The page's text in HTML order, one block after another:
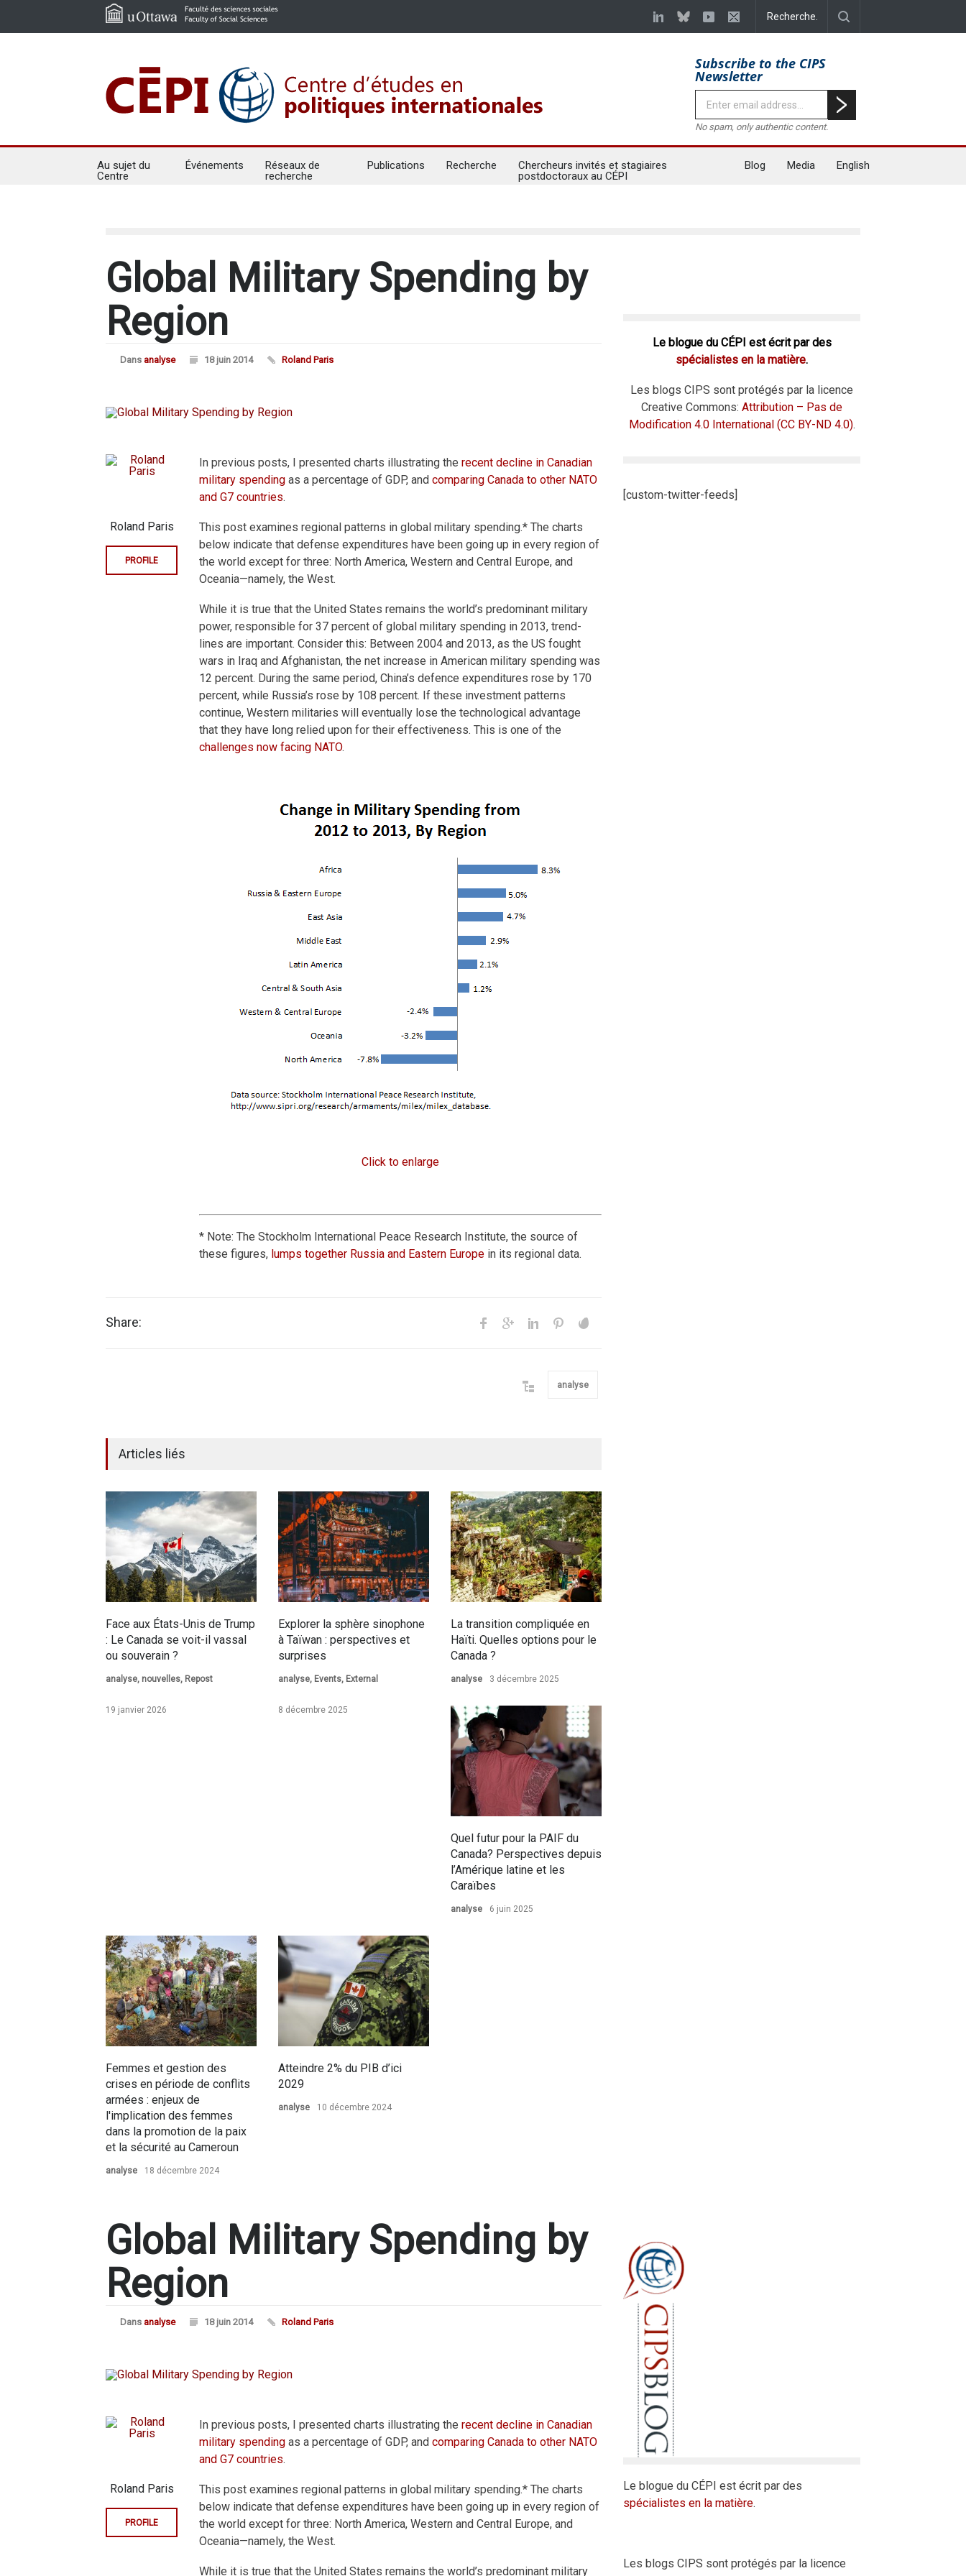
Subscribe to the CIPS
Newsletter
No spam, only authentic content.
Au sujet du
Centre
Événements
Réseaux de
recherche
Publications Recherche
Chercheurs invités et stagiaires
postdoctoraux au CÉPI
Blog Media English
Global Military Spending by
Region
Dans analyse 18 juin 2014 Roland Paris
In previous posts, I presented charts illustrating the recent decline in Canadian
military spending as a percentage of GDP, and comparing Canada to other NATO
and G7 countries.
This post examines regional patterns in global military spending.* The charts
below indicate that defense expenditures have been going up in every region of
the world except for three: North America, Western and Central Europe, and
Oceania—namely, the West.
While it is true that the United States remains the world’s predominant military
power, responsible for 37 percent of global military spending in 2013, trend-
lines are important. Consider this: Between 2004 and 2013, as the US fought
wars in Iraq and Afghanistan, the net increase in American military spending was
12 percent. During the same period, China’s defence expenditures rose by 170
percent, while Russia’s rose by 108 percent. If these investment patterns
continue, Western militaries will eventually lose the technological advantage
that they have long relied upon for their effectiveness. This is one of the
challenges now facing NATO.
Click to enlarge
* Note: The Stockholm International Peace Research Institute, the source of
these figures, lumps together Russia and Eastern Europe in its regional data.
Roland Paris
PROFILE
Share:
analyse
Articles liés
Face aux États-Unis de Trump
: Le Canada se voit-il vassal
ou souverain ?
analyse, nouvelles, Repost
19 janvier 2026
Explorer la sphère sinophone
à Taïwan : perspectives et
surprises
analyse, Events, External
8 décembre 2025
La transition compliquée en
Haïti. Quelles options pour le
Canada ?
analyse 3 décembre 2025
Quel futur pour la PAIF du
Canada? Perspectives depuis
l’Amérique latine et les
Caraïbes
analyse 6 juin 2025
Femmes et gestion des
crises en période de conflits
armées : enjeux de
l'implication des femmes
dans la promotion de la paix
et la sécurité au Cameroun
analyse 18 décembre 2024
Atteindre 2% du PIB d’ici
2029
analyse 10 décembre 2024
Le blogue du CÉPI est écrit par des
spécialistes en la matière.
Les blogs CIPS sont protégés par la licence
Creative Commons: Attribution – Pas de
Modification 4.0 International (CC BY-ND 4.0).
[custom-twitter-feeds]
Global Military Spending by
Region
Dans analyse 18 juin 2014 Roland Paris
In previous posts, I presented charts illustrating the recent decline in Canadian
military spending as a percentage of GDP, and comparing Canada to other NATO
and G7 countries.
This post examines regional patterns in global military spending.* The charts
below indicate that defense expenditures have been going up in every region of
the world except for three: North America, Western and Central Europe, and
Oceania—namely, the West.
While it is true that the United States remains the world’s predominant military
Roland Paris
PROFILE
Le blogue du CÉPI est écrit par des
spécialistes en la matière.
Les blogs CIPS sont protégés par la licence